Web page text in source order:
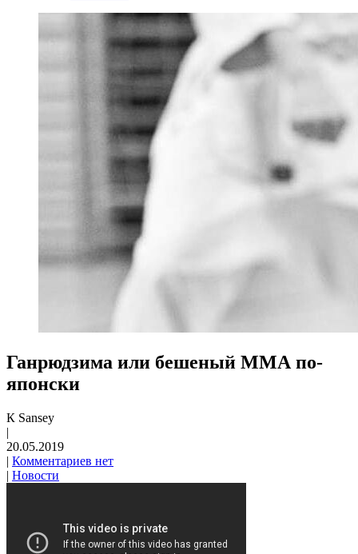
Ганрюдзима или бешеный ММА по-
японски
К Sansey
|
20.05.2019
| Комментариев нет
| Новости